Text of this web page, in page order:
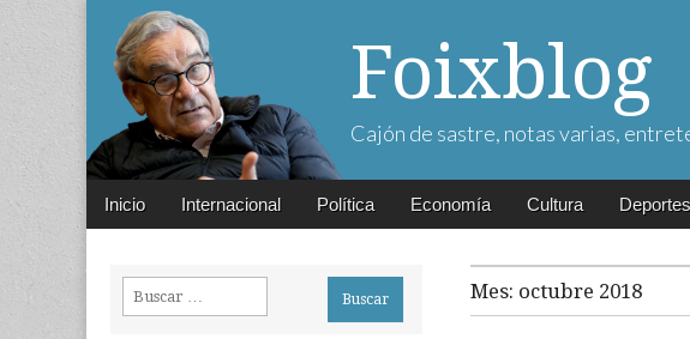
Foixblog
Cajón de sastre, notas varias,
Main
Skip
Inicio Internacional Política Economía Cultura Deportes
Mes: octubre 2018
Buscar: